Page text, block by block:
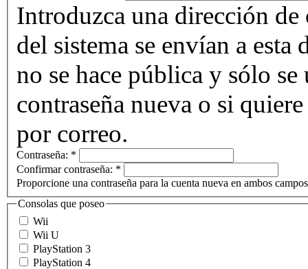
Introduzca una dirección
del sistema se envían a
no se hace pública y sólo
contraseña nueva o si
por correo.
Contraseña: *
Confirmar contraseña: *
Proporcione una contraseña para la cuenta nueva en ambos
Consolas que poseo
Wii
Wii U
PlayStation 3
PlayStation 4